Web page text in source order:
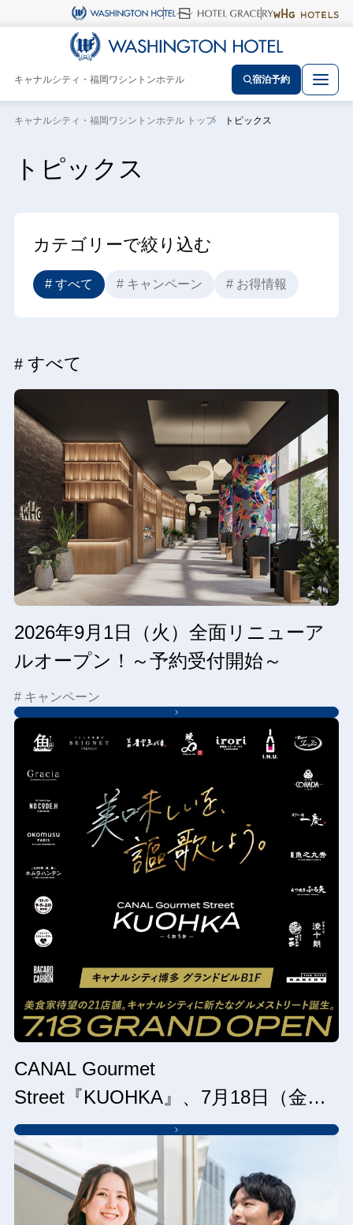
キャナルシティ・福岡ワシントンホテル 宿泊予約
キャナルシティ・福岡ワシントンホテル トップ トピックス
トピックス
カテゴリーで絞り込む
# すべて # キャンペーン # お得情報
# すべて
2026年9月1日（火）全面リニューア
ルオープン！～予約受付開始～
# キャンペーン
CANAL Gourmet
Street『KUOHKA』、7月18日（金）
グランドオープン